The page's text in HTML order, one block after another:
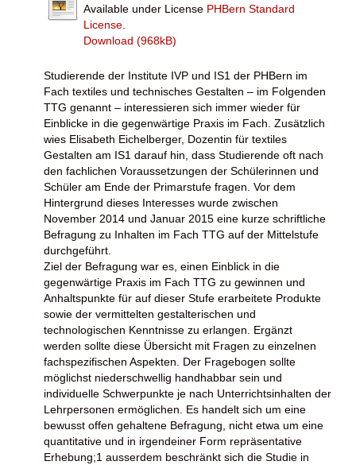
Available under License PHBern Standard
License
Download (968kB)
Studierende der Institute IVP und IS1 der PHBern im
Fach textiles und technisches Gestalten – im Folgenden
TTG genannt – interessieren sich immer wieder für
Einblicke in die gegenwärtige Praxis im Fach. Zusätzlich
wies Elisabeth Eichelberger, Dozentin für textiles
Gestalten am IS1 darauf hin, dass Studierende oft nach
den fachlichen Voraussetzungen der Schülerinnen und
Schüler am Ende der Primarstufe fragen. Vor dem
Hintergrund dieses Interesses wurde zwischen
November 2014 und Januar 2015 eine kurze schriftliche
Befragung zu Inhalten im Fach TTG auf der Mittelstufe
durchgeführt.
Ziel der Befragung war es, einen Einblick in die
gegenwärtige Praxis im Fach TTG zu gewinnen und
Anhaltspunkte für auf dieser Stufe erarbeitete Produkte
sowie der vermittelten gestalterischen und
technologischen Kenntnisse zu erlangen. Ergänzt
werden sollte diese Übersicht mit Fragen zu einzelnen
fachspezifischen Aspekten. Der Fragebogen sollte
möglichst niederschwellig handhabbar sein und
individuelle Schwerpunkte je nach Unterrichtsinhalten der
Lehrpersonen ermöglichen. Es handelt sich um eine
bewusst offen gehaltene Befragung, nicht etwa um eine
quantitative und in irgendeiner Form repräsentative
Erhebung;1 ausserdem beschränkt sich die Studie in